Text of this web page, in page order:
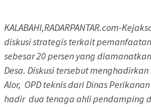
KALABAHI,RADARPANTAR.com-
diskusi strategis terkait
sebesar 20 persen yang
Desa. Diskusi tersebut
Alor, OPD teknis dari Dinas
hadir dua tenaga ahli pendamping